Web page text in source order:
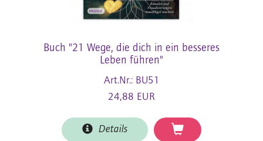
Buch "21 Wege, die dich in ein besseres
Leben führen"
Art.Nr.: BU51
24,88 EUR
Details